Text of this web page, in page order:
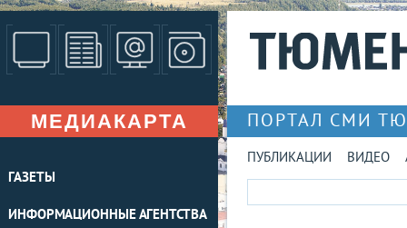
МЕДИАКАРТА
ГАЗЕТЫ
ИНФОРМАЦИОННЫЕ АГЕНТСТВА
ПОРТАЛ СМИ
ПУБЛИКАЦИИ ВИДЕО